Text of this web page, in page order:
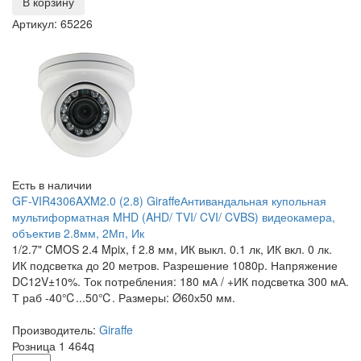
Артикул: 65226
Есть в наличии
GF-VIR4306AXM2.0 (2.8) GiraffeАнтивандальная купольная
мультиформатная MHD (AHD/ TVI/ CVI/ CVBS) видеокамера,
объектив 2.8мм, 2Мп, Ик
1/2.7" CMOS 2.4 Mpix, f 2.8 мм, ИК выкл. 0.1 лк, ИК вкл. 0 лк.
ИК подсветка до 20 метров. Разрешение 1080p. Напряжение
DC12V±10%. Ток потребления: 180 мА / +ИК подсветка 300 мА.
Т раб -40℃...50℃. Размеры: Ø60х50 мм.
Производитель: Giraffe
Розница 1 464q